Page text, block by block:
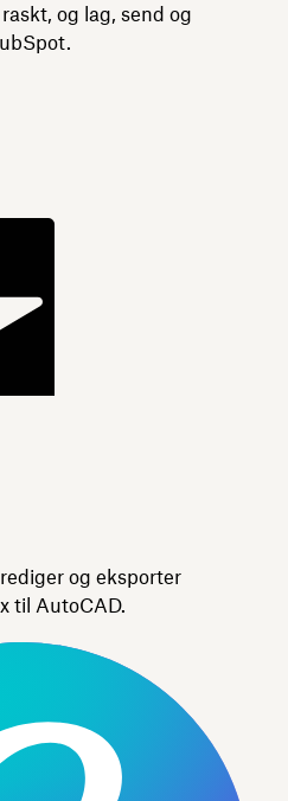
og lag, send og
og eksporter
til AutoCAD.